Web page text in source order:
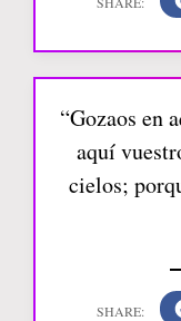
“Gozaos en
aquí
cielos;